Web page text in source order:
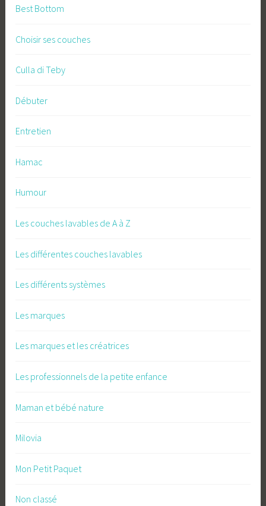
Best Bottom
Choisir ses couches
Culla di Teby
Débuter
Entretien
Hamac
Humour
Les couches lavables de A à Z
Les différentes couches lavables
Les différents systèmes
Les marques
Les marques et les créatrices
Les professionnels de la petite enfance
Maman et bébé nature
Milovia
Mon Petit Paquet
Non classé